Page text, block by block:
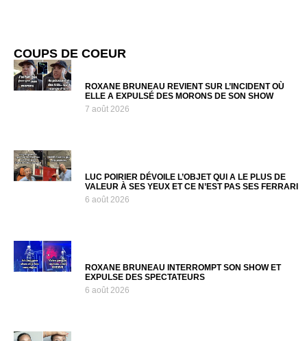
COUPS DE COEUR
ROXANE BRUNEAU REVIENT SUR L’INCIDENT OÙ
ELLE A EXPULSÉ DES MORONS DE SON SHOW
7 août 2026
LUC POIRIER DÉVOILE L’OBJET QUI A LE PLUS DE
VALEUR À SES YEUX ET CE N’EST PAS SES FERRARI
6 août 2026
ROXANE BRUNEAU INTERROMPT SON SHOW ET
EXPULSE DES SPECTATEURS
6 août 2026